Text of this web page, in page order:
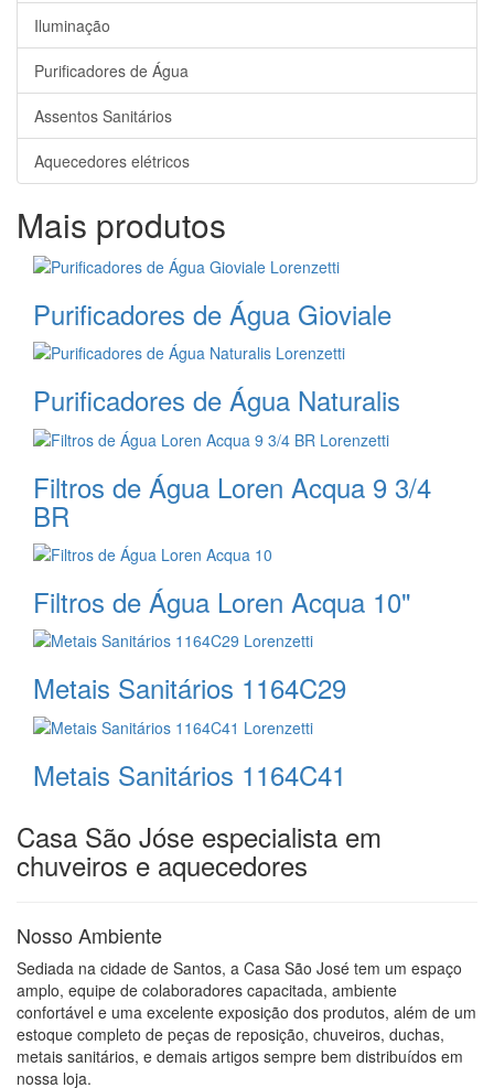
Iluminação
Purificadores de Água
Assentos Sanitários
Aquecedores elétricos
Mais produtos
Purificadores de Água Gioviale
Purificadores de Água Naturalis
Filtros de Água Loren Acqua 9 3/4
BR
Filtros de Água Loren Acqua 10"
Metais Sanitários 1164C29
Metais Sanitários 1164C41
Casa São Jóse especialista em
chuveiros e aquecedores
Nosso Ambiente
Sediada na cidade de Santos, a Casa São José tem um espaço
amplo, equipe de colaboradores capacitada, ambiente
confortável e uma excelente exposição dos produtos, além de um
estoque completo de peças de reposição, chuveiros, duchas,
metais sanitários, e demais artigos sempre bem distribuídos em
nossa loja.